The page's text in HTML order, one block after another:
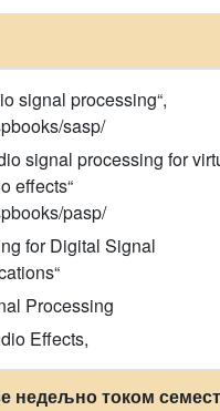
signal processing“,
sasp/
signal processing for
effects“
pasp/
for Digital Signal
Processing
Effects,
недељно током